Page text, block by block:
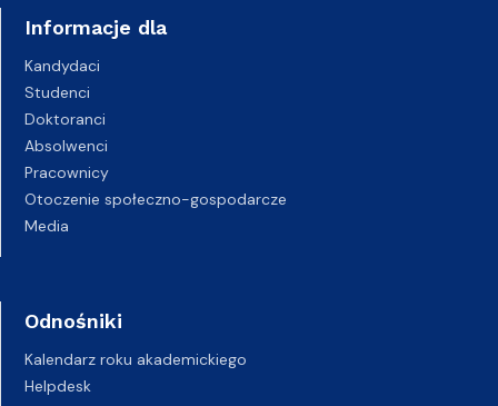
Informacje dla
Kandydaci
Studenci
Doktoranci
Absolwenci
Pracownicy
Otoczenie społeczno-gospodarcze
Media
Odnośniki
Kalendarz roku akademickiego
Helpdesk